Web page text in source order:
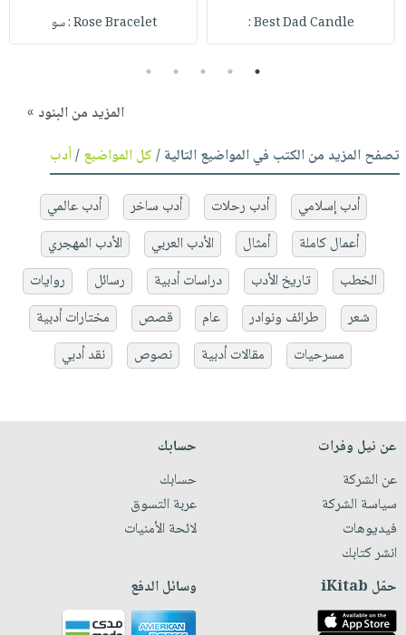
Best Dad Candle : Rose Bracelet : سو
1
2
3
4
5
المزيد من البنود »
تصفح المزيد من الكتب في المواضيع التالية /كل المواضيع/أدب
أدب إسلامي أدب رحلات أدب ساخر
أدب عالمي
أعمال كاملة
أمثال الأدب العربي
الأدب المهجري
الخطب
تاريخ الأدب دراسات أدبية رسائل
روايات
شعر
طرائف ونوادر عام قصص
مختارات أدبية
مسرحيات
مقالات أدبية نصوص نقد أدبي
عن نيل وفرات
عن الشركة
سياسة الشركة
فيديوهات
انشر كتابك
حسابك
حسابك
عربة التسوق
لائحة الأمنيات
حمّل iKitab وسائل الدفع